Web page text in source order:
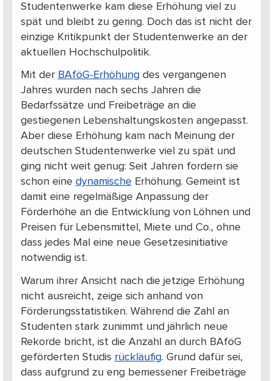
Studentenwerke kam diese Erhöhung viel zu
spät und bleibt zu gering. Doch das ist nicht der
einzige Kritikpunkt der Studentenwerke an der
aktuellen Hochschulpolitik.
Mit der BAföG-Erhöhungdes vergangenen
Jahres wurden nach sechs Jahren die
Bedarfssätze und Freibeträge an die
gestiegenen Lebenshaltungskosten angepasst.
Aber diese Erhöhung kam nach Meinung der
deutschen Studentenwerke viel zu spät und
ging nicht weit genug: Seit Jahren fordern sie
schon eine dynamische Erhöhung. Gemeint ist
damit eine regelmäßige Anpassung der
Förderhöhe an die Entwicklung von Löhnen und
Preisen für Lebensmittel, Miete und Co., ohne
dass jedes Mal eine neue Gesetzesinitiative
notwendig ist.
Warum ihrer Ansicht nach die jetzige Erhöhung
nicht ausreicht, zeige sich anhand von
Förderungsstatistiken. Während die Zahl an
Studenten stark zunimmt und jährlich neue
Rekorde bricht, ist die Anzahl an durch BAföG
geförderten Studis rückläufig. Grund dafür sei,
dass aufgrund zu eng bemessener Freibeträge